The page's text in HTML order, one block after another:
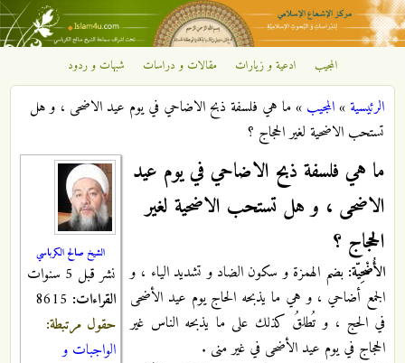
تجاوز إلى المحتوى الرئيسي
مركز
الإشعاع
الإسلامي
المجيب ادعية و زيارات مقالات و دراسات شبهات و ردود
أنت هنا
الرئيسية»المجيب »ما هي فلسفة ذبح الاضاحي في يوم عيد الاضحى ، و هل
تستحب الاضحية لغير الحجاج ؟
الشيخ صالح الكرباسي
نشر قبل 5 سنوات
القراءات:
حقول مرتبطة:
الواجبات و
ما هي فلسفة ذبح الاضاحي في يوم عيد
الاضحى ، و هل تستحب الاضحية لغير
الحجاج ؟
الأُضْحِيّة: بضم الهمزة و سكون الضاد و تشديد الياء ، و
الجمع أضاحي ، و هي ما يذبحه الحاج يوم عيد الأضحى
في الحج ، و تُطلقُ كذلك على ما يذبحه الناس غير
الحجاج في يوم عيد الأضحى في غير منى .